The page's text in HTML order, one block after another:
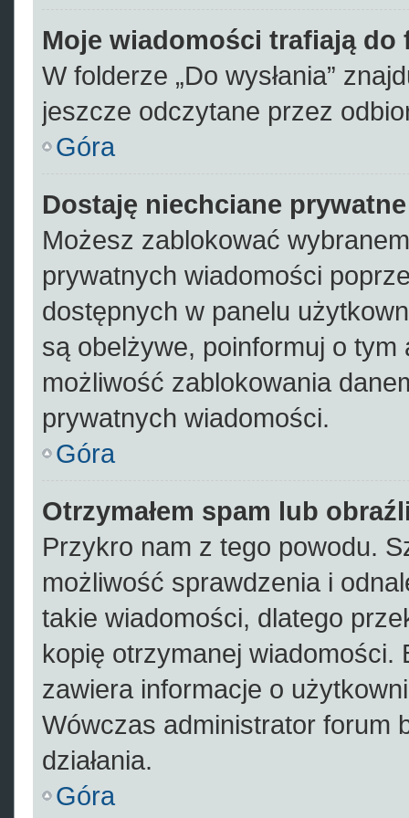
Moje wiadomości trafiają do
W folderze „Do wysłania”
jeszcze odczytane przez
Góra
Dostaję niechciane
Możesz zablokować
prywatnych wiadomości
dostępnych w panelu
są obelżywe, poinformuj o
możliwość zablokowania
prywatnych wiadomości.
Góra
Otrzymałem spam lub
Przykro nam z tego powodu.
możliwość sprawdzenia i
takie wiadomości, dlatego
kopię otrzymanej wiadomości.
zawiera informacje o
Wówczas administrator forum
działania.
Góra